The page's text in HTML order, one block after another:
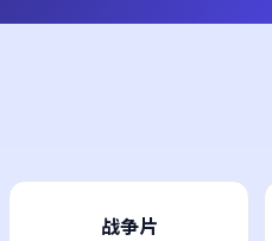
战争片